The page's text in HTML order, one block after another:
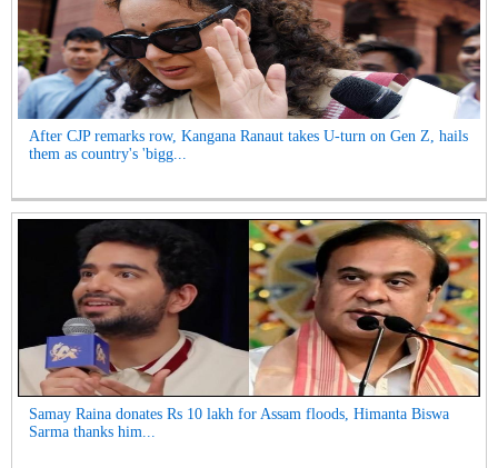
After CJP remarks row, Kangana Ranaut takes U-turn on Gen Z, hails
them as country's 'bigg...
Samay Raina donates Rs 10 lakh for Assam floods, Himanta Biswa
Sarma thanks him...